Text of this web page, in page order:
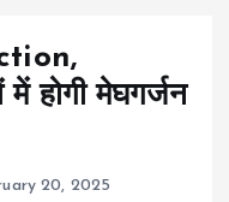
होगी मेघगर्जन
20, 2025